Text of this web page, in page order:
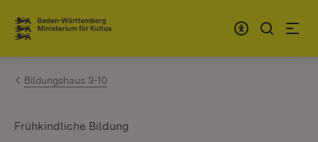
Zum Inhalt springen
Link zur Startseite
Bildungshaus 3-10
Frühkindliche Bildung